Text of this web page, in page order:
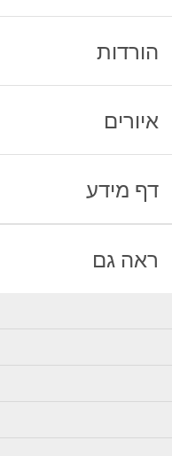
הורדות
איורים
דף מידע
ראה גם